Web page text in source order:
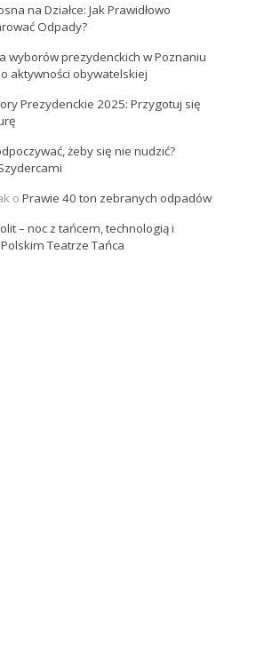
na Działce: Jak Prawidłowo
Odpady?
wyborów prezydenckich w Poznaniu
aktywności obywatelskiej
Prezydenckie 2025: Przygotuj się
żeby się nie nudzić?
o Prawie 40 ton zebranych odpadów
– noc z tańcem, technologią i
Teatrze Tańca